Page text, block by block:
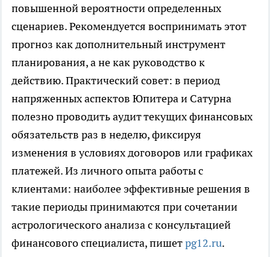
повышенной вероятности определенных
сценариев. Рекомендуется воспринимать этот
прогноз как дополнительный инструмент
планирования, а не как руководство к
действию. Практический совет: в период
напряженных аспектов Юпитера и Сатурна
полезно проводить аудит текущих финансовых
обязательств раз в неделю, фиксируя
изменения в условиях договоров или графиках
платежей. Из личного опыта работы с
клиентами: наиболее эффективные решения в
такие периоды принимаются при сочетании
астрологического анализа с консультацией
финансового специалиста, пишетpg12.ru.